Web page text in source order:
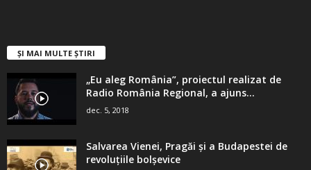
ȘI MAI MULTE ȘTIRI
„Eu aleg România”, proiectul realizat de
Radio România Regional, a ajuns...
dec. 5, 2018
Salvarea Vienei, Pragăi şi a Budapestei de
revoluţiile bolşevice